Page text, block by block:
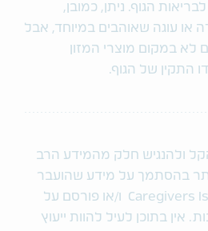
הגוף. ניתן, כמובן,
או עוגה שאוהבים במיוחד, אבל
לא במקום מוצרי המזון
התקין של הגוף.
ולהנגיש חלק מהמידע הרב
בהסתמך על מידע שהועבר
לידינו על ידי ארגון Caregivers Israel ו/או פורסם על
אין בתוכן לעיל להוות ייעוץ